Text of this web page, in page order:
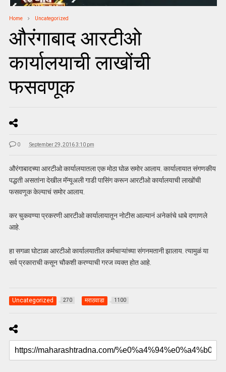
Home Uncategorized
औरंगाबाद आरटीओ
कार्यालयाची लाखोंची
फसवणूक
0 September 29, 2016 3:10 pm
औरंगाबादच्या आरटीओ कार्यालयातला एक मोठा घोळ समोर आलाय. कार्यालायात संगणकीय
पद्धती असतांना देखील मॅन्यूअली गाडी पासिंग करून आरटीओ कार्यालयाची लाखोंची
फसवणूक केल्याचं समोर आलाय.
कर चुकवण्या प्रकरणी आरटीओ कार्यालायातून नोटीस आल्यानं अनेकांचे धाबे दणाणले
आहे.
हा सगळा घोटाळा आरटीओ कार्यालयातील कर्मचाऱ्यांच्या संगनमतानी झालाय. त्यामुळं या
सर्व प्रकाराची कसून चौकशी करण्याची गरज व्यक्त होत आहे.
Uncategorized 270 मराठवाडा 1100